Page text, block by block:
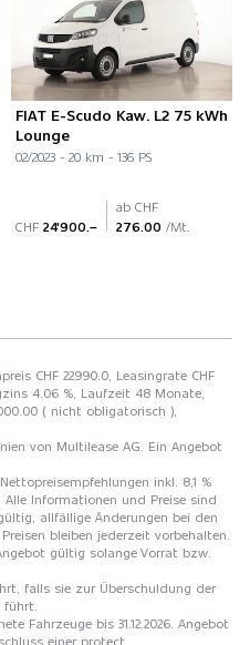
FIAT E-Scudo Kaw. L2 75 kWh
Lounge
02/2023 - 20 km - 136 PS
CHF 24'900.–
ab CHF
276.00 /Mt.
CHF 22990.0, Leasingrate CHF
4.06 %, Laufzeit 48 Monate,
( nicht obligatorisch ),
von Multilease AG. Ein Angebot
inkl. 8,1 %
Informationen und Preise sind
allfällige Änderungen bei den
bleiben jederzeit vorbehalten.
gültig solange Vorrat bzw.
falls sie zur Überschuldung der
führt.
Fahrzeuge bis 31.12.2026. Angebot
einer protect